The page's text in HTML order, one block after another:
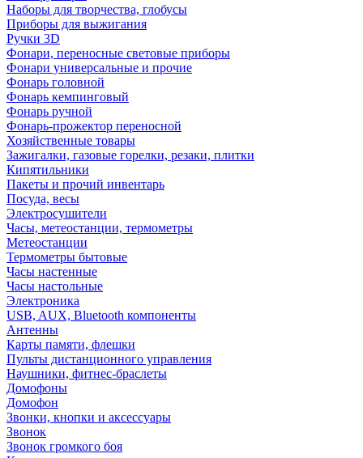
Наборы для творчества, глобусы
Приборы для выжигания
Ручки 3D
Фонари, переносные световые приборы
Фонари универсальные и прочие
Фонарь головной
Фонарь кемпинговый
Фонарь ручной
Фонарь-прожектор переносной
Хозяйственные товары
Зажигалки, газовые горелки, резаки, плитки
Кипятильники
Пакеты и прочий инвентарь
Посуда, весы
Электросушители
Часы, метеостанции, термометры
Метеостанции
Термометры бытовые
Часы настенные
Часы настольные
Электроника
USB, AUX, Bluetooth компоненты
Антенны
Карты памяти, флешки
Пульты дистанционного управления
Наушники, фитнес-браслеты
Домофоны
Домофон
Звонки, кнопки и аксессуары
Звонок
Звонок громкого боя